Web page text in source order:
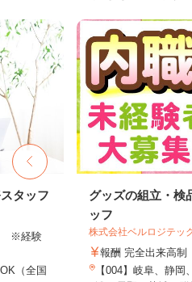
タッフ
※経験
（全国
グッズの組立・検
ッフ
株式会社ベルロジテッ
報酬 完全出来高制
【004】岐阜、静岡